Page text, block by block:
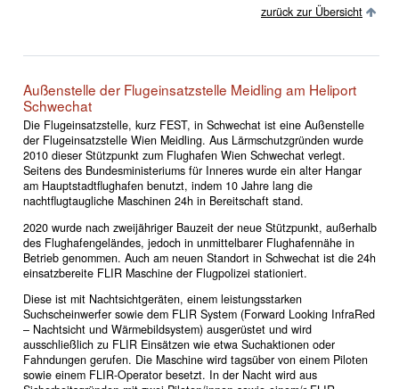
zurück zur Übersicht
Außenstelle der Flugeinsatzstelle Meidling am Heliport
Schwechat
Die Flugeinsatzstelle, kurz FEST, in Schwechat ist eine Außenstelle
der Flugeinsatzstelle Wien Meidling. Aus Lärmschutzgründen wurde
2010 dieser Stützpunkt zum Flughafen Wien Schwechat verlegt.
Seitens des Bundesministeriums für Inneres wurde ein alter Hangar
am Hauptstadtflughafen benutzt, indem 10 Jahre lang die
nachtflugtaugliche Maschinen 24h in Bereitschaft stand.
2020 wurde nach zweijähriger Bauzeit der neue Stützpunkt, außerhalb
des Flughafengeländes, jedoch in unmittelbarer Flughafennähe in
Betrieb genommen. Auch am neuen Standort in Schwechat ist die 24h
einsatzbereite FLIR Maschine der Flugpolizei stationiert.
Diese ist mit Nachtsichtgeräten, einem leistungsstarken
Suchscheinwerfer sowie dem FLIR System (Forward Looking InfraRed
– Nachtsicht und Wärmebildsystem) ausgerüstet und wird
ausschließlich zu FLIR Einsätzen wie etwa Suchaktionen oder
Fahndungen gerufen. Die Maschine wird tagsüber von einem Piloten
sowie einem FLIR-Operator besetzt. In der Nacht wird aus